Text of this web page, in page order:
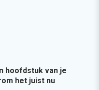
hoofdstuk van je
het juist nu